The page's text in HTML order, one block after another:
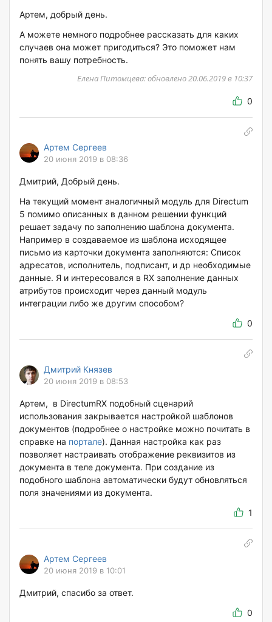
Артем, добрый день.
А можете немного подробнее рассказать для каких
случаев она может пригодиться? Это поможет нам
понять вашу потребность.
Елена Питомцева: обновлено 20.06.2019 в 10:37
0
Артем Сергеев
20 июня 2019 в 08:36
Дмитрий, Добрый день.
На текущий момент аналогичный модуль для Directum
5 помимо описанных в данном решении функций
решает задачу по заполнению шаблона документа.
Например в создаваемое из шаблона исходящее
письмо из карточки документа заполняются: Список
адресатов, исполнитель, подписант, и др необходимые
данные. Я и интересовался в RX заполнение данных
атрибутов происходит через данный модуль
интеграции либо же другим способом?
0
Дмитрий Князев
20 июня 2019 в 08:53
Артем, в DirectumRX подобный сценарий
использования закрывается настройкой шаблонов
документов (подробнее о настройке можно почитать в
справке на портале). Данная настройка как раз
позволяет настраивать отображение реквизитов из
документа в теле документа. При создание из
подобного шаблона автоматически будут обновляться
поля значениями из документа.
1
Артем Сергеев
20 июня 2019 в 10:01
Дмитрий, спасибо за ответ.
0